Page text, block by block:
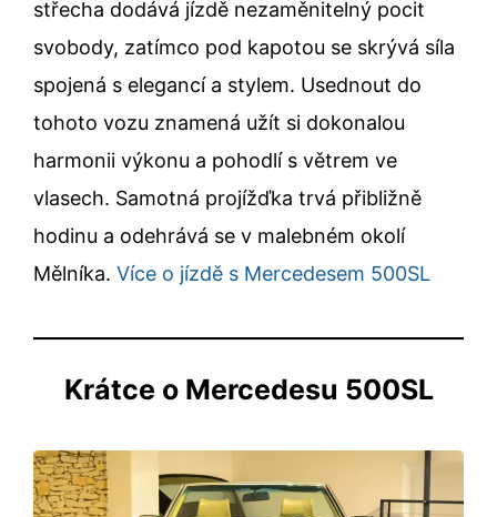
střecha dodává jízdě nezaměnitelný pocit
svobody, zatímco pod kapotou se skrývá síla
spojená s elegancí a stylem. Usednout do
tohoto vozu znamená užít si dokonalou
harmonii výkonu a pohodlí s větrem ve
vlasech. Samotná projížďka trvá přibližně
hodinu a odehrává se v malebném okolí
Mělníka. Více o jízdě s Mercedesem 500SL
Krátce o Mercedesu 500SL